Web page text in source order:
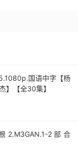
国语中字【杨
】【全30集】
2部合